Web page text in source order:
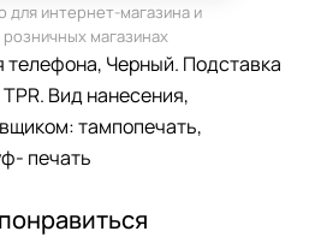
для интернет-магазина и
магазинах
телефона, Черный. Подставка
Вид нанесения,
тампопечать,
печать